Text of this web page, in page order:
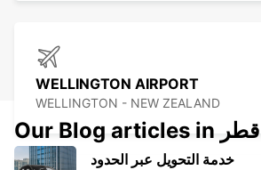
WELLINGTON AIRPORT
WELLINGTON - NEW ZEALAND
Our Blog articles in قطر
خدمة التحويل عبر الحدود